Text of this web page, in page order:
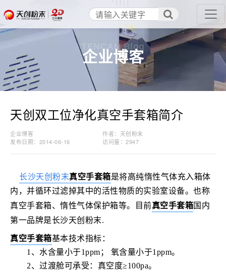
企业博客
TENCAN Blog
天创双工位净化真空手套箱简介
企业博客
作者：天创粉末
发布日期：2014-06-16
访问量：2947
长沙天创粉末真空手套箱是将高纯惰性气体充入箱体
内，并循环过滤掉其中的活性物质的实验室设备。也称
真空手套箱、惰性气体保护箱等。目前真空手套箱国内
第一品牌是长沙天创粉末.
真空手套箱基本技术指标：
1、水含量小于1ppm； 氧含量小于1ppm。
2、过渡舱可承受： 真空度≥100pa。